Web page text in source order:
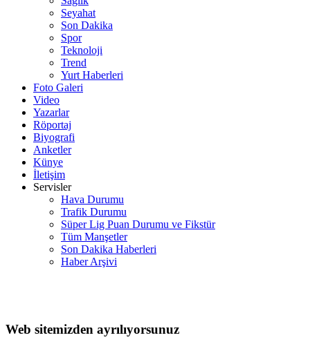
Seyahat
Son Dakika
Spor
Teknoloji
Trend
Yurt Haberleri
Foto Galeri
Video
Yazarlar
Röportaj
Biyografi
Anketler
Künye
İletişim
Servisler
Hava Durumu
Trafik Durumu
Süper Lig Puan Durumu ve Fikstür
Tüm Manşetler
Son Dakika Haberleri
Haber Arşivi
Web sitemizden ayrılıyorsunuz